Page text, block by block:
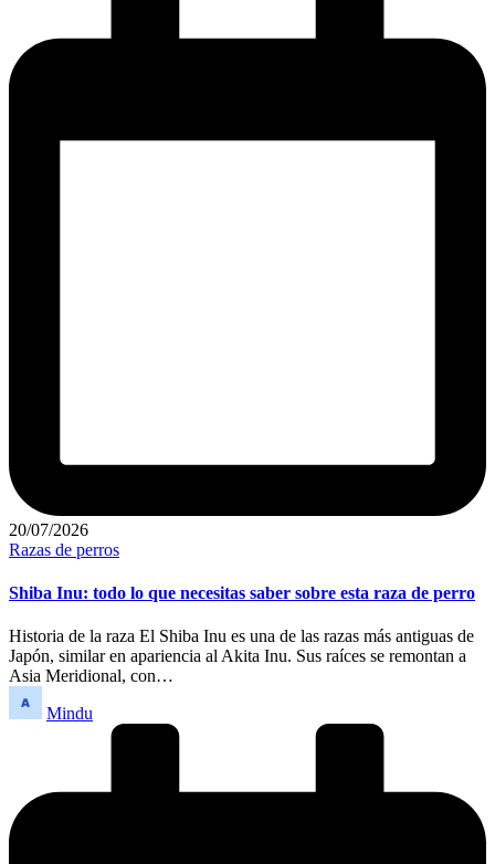
20/07/2026
Publicado
Razas de perros
Shiba Inu: todo lo que necesitas saber sobre esta raza de perro
Historia de la raza El Shiba Inu es una de las razas más antiguas de
Japón, similar en apariencia al Akita Inu. Sus raíces se remontan a
Asia Meridional, con…
Publicado
por
Mindu